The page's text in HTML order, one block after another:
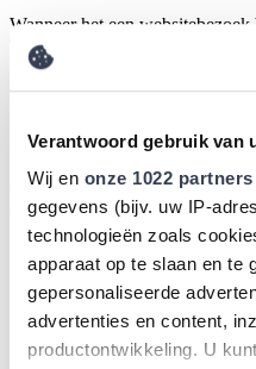
Verantwoord gebruik van
Wij en onze 1022 partners
gegevens (bijv. uw IP-
technologieën zoals
apparaat op te slaan en te
gepersonaliseerde
advertenties en content,
productontwikkeling. U
Wanneer het een
Training Institute de volgende
het browsertype en de
de website.
Verwerking van de genoemde
vanuitvoering van
uitvoeren van alle
de inschrijving op en
coaching, persoonlijke
bijvoorbeeld
project;
het voldoen aan